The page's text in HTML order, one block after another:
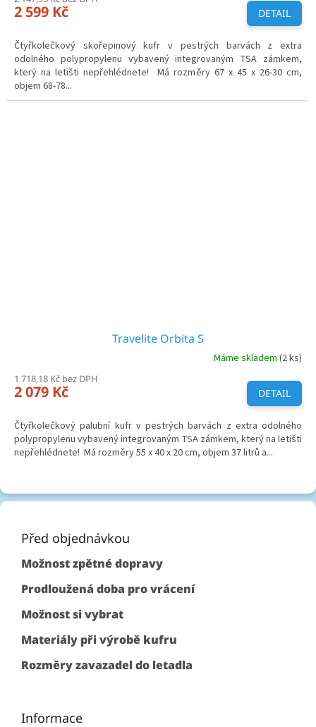
2 599 Kč DETAIL
Čtyřkolečkový skořepinový kufr v pestrých barvách z extra
odolného polypropylenu vybavený integrovaným TSA zámkem,
který na letišti nepřehlédnete! Má rozměry 67 x 45 x 26-30 cm,
objem 68-78...
Travelite Orbita S
Máme skladem (2 ks)
1 718,18 Kč bez DPH
2 079 Kč DETAIL
Čtyřkolečkový palubní kufr v pestrých barvách z extra odolného
polypropylenu vybavený integrovaným TSA zámkem, který na letišti
nepřehlédnete! Má rozměry 55 x 40 x 20 cm, objem 37 litrů a...
Z
Před objednávkou
Možnost zpětné dopravy
Prodloužená doba pro vrácení
Možnost si vybrat
Materiály při výrobě kufru
Rozměry zavazadel do letadla
Informace